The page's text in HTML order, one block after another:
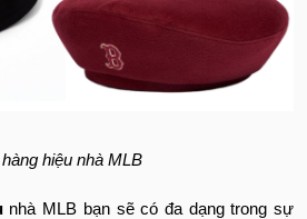
hiệu nhà MLB
nhà MLB bạn sẽ có đa dạng trong sự